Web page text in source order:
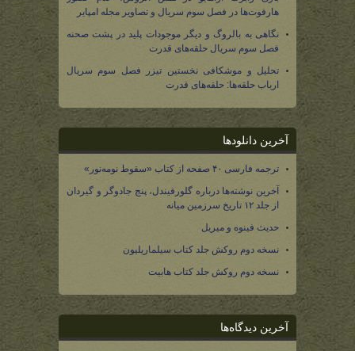
هارفوت‌ها در فصل سوم سریال و تصاویر مجله امپایر
نگاهی به بالروگ و دیگر موجودات پلید در پشت صحنه
فصل سوم سریال حلقه‌های قدرت
تحلیل و موشکافی نخستین تیزر فصل سوم سریال
ارباب حلقه‌ها: حلقه‌های قدرت
آخرین دانلودها
ترجمه فارسی ۴۰ صفحه از کتاب «سقوط نومه‌نور»
آخرین نوشته‌ها درباره گلورفیندل، پنج جادوگر و گیردان
از جلد ۱۲ تاریخ سرزمین میانه
حدیث فینوه و میریل
نسخه دوم روکش جلد کتاب سیلماریلیون
نسخه دوم روکش جلد کتاب هابیت
آخرین دیدگاه‌ها